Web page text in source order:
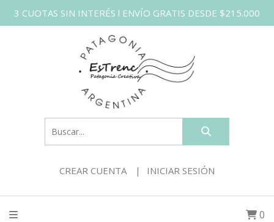
3 CUOTAS SIN INTERÉS l ENVÍO GRATIS DESDE $215.000
CREAR CUENTA INICIAR SESIÓN
0